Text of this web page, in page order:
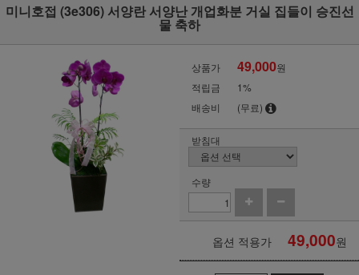
미니호접 (3e306) 서양란 서양난 개업화분 거실 집들이 승진선
물 축하
상품가 49,000원
적립금
1%
배송비
(무료)
받침대
수량
옵션 적용가 49,000원